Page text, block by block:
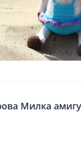
Милка